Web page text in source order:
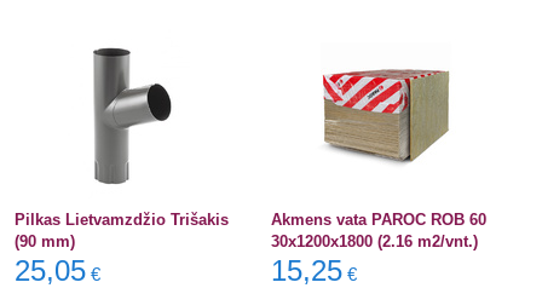
Pilkas Lietvamzdžio Trišakis
(90 mm)
25,05 €
Akmens vata PAROC ROB 60
30x1200x1800 (2.16 m2/vnt.)
15,25 €